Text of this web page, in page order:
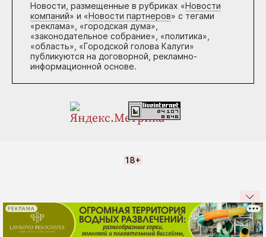
Новости, размещенные в рубриках «Новости
компаний» и «Новости партнеров» с тегами
«реклама», «городская дума»,
«законодательное собрание», «политика»,
«область», «Городской голова Калуги»
публикуются на договорной, рекламно-
информационной основе.
18+
РЕКЛАМА